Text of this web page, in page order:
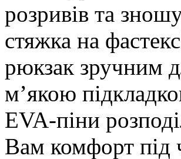
розривів та
стяжка на
рюкзак зручним
м’якою
EVA-піни
Вам комфорт під